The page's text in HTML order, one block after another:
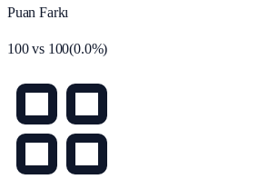
Puan Farkı
100vs 100(0.0%)